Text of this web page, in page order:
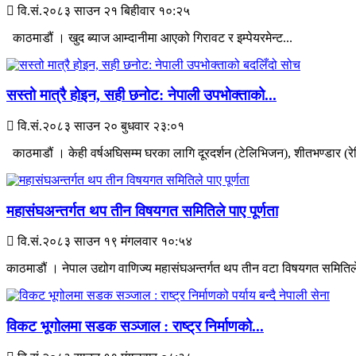
वि.सं.२०८३ साउन २१ बिहीवार १०:२५
काठमाडौं । खुद ब्याज आम्दानीमा आएको गिरावट र इम्पेयरमेन्ट...
सस्तो मात्रै होइन, सही छनोट: नेपाली उपभोक्ताको...
वि.सं.२०८३ साउन २० बुधवार २३:०१
काठमाडौं । केही वर्षअघिसम्म घरका लागि दूरदर्शन (टेलिभिजन), शीतभण्डार
महासंघअन्तर्गत थप तीन विषयगत समितिले पाए पूर्णता
वि.सं.२०८३ साउन १९ मंगलवार १०:५४
काठमाडौं । नेपाल उद्योग वाणिज्य महासंघअन्तर्गत थप तीन वटा विषयगत
विकट भूगोलमा सडक सञ्जाल : राष्ट्र निर्माणको...